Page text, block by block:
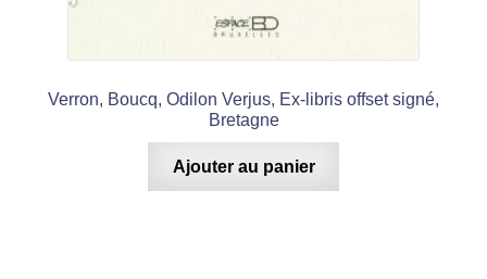
Verron, Boucq, Odilon Verjus, Ex-libris offset signé,
Bretagne
Ajouter au panier